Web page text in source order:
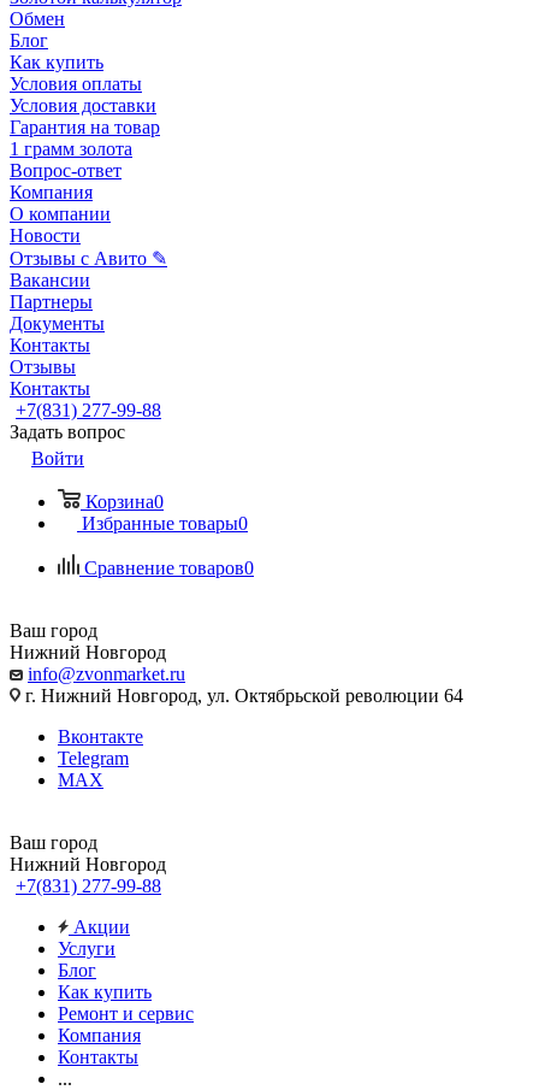
Обмен
Блог
Как купить
Условия оплаты
Условия доставки
Гарантия на товар
1 грамм золота
Вопрос-ответ
Компания
О компании
Новости
Отзывы с Авито ✎
Вакансии
Партнеры
Документы
Контакты
Отзывы
Контакты
+7(831) 277-99-88
Задать вопрос
Войти
Корзина0
Избранные товары0
Сравнение товаров0
Ваш город
Нижний Новгород
info@zvonmarket.ru
г. Нижний Новгород, ул. Октябрьской революции 64
Вконтакте
Telegram
MAX
Ваш город
Нижний Новгород
+7(831) 277-99-88
Акции
Услуги
Блог
Как купить
Ремонт и сервис
Компания
Контакты
...